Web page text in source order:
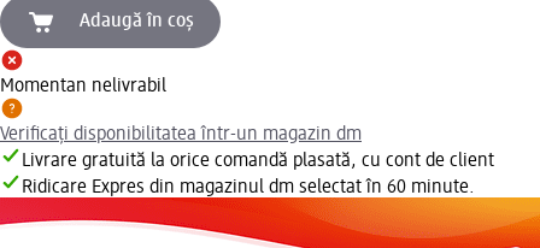
Adaugă în coș
Momentan nelivrabil
Verificați disponibilitatea într-un magazin dm
Livrare gratuită la orice comandă plasată, cu cont de client
Ridicare Expres din magazinul dm selectat în 60 minute.